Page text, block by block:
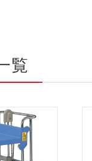
覧